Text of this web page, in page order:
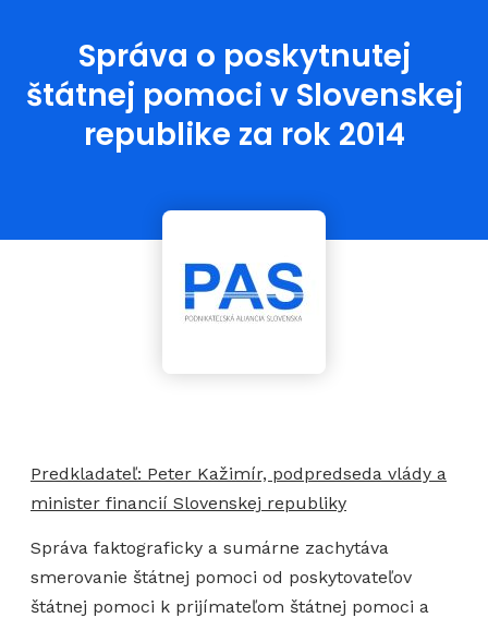
Správa o poskytnutej
štátnej pomoci v Slovenskej
republike za rok 2014
Predkladateľ: Peter Kažimír, podpredseda vlády a
minister financií Slovenskej republiky
Správa faktograficky a sumárne zachytáva
smerovanie štátnej pomoci od poskytovateľov
štátnej pomoci k prijímateľom štátnej pomoci a